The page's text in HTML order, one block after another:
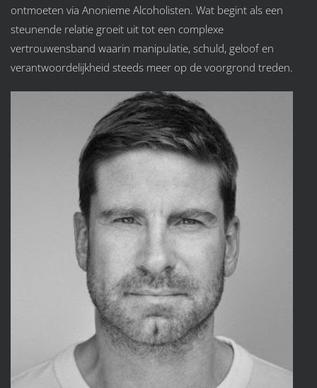
ontmoeten via Anonieme Alcoholisten. Wat begint als een
steunende relatie groeit uit tot een complexe
vertrouwensband waarin manipulatie, schuld, geloof en
verantwoordelijkheid steeds meer op de voorgrond treden.